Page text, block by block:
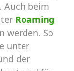
Auch beim
Roaming
werden. So
unter
der